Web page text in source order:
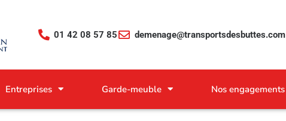
01 42 08 57 85 demenage@transportsdesbuttes.com
Entreprises Garde-meuble Nos engagements